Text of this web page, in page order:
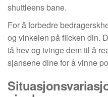
shuttleens bane.
For å forbedre
og vinkelen på flicken din.
tå hev og tvinge dem til å
sjansene dine for å vinne